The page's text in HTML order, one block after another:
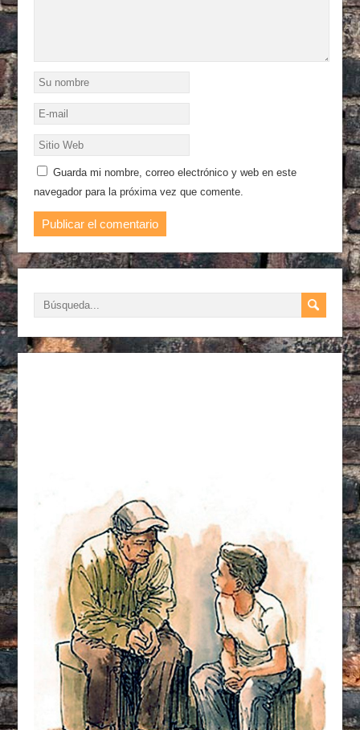
Guarda mi nombre, correo electrónico y web en este
navegador para la próxima vez que comente.